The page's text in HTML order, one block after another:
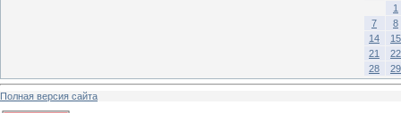
1
7
8
14
15
21
22
28
29
Полная версия сайта